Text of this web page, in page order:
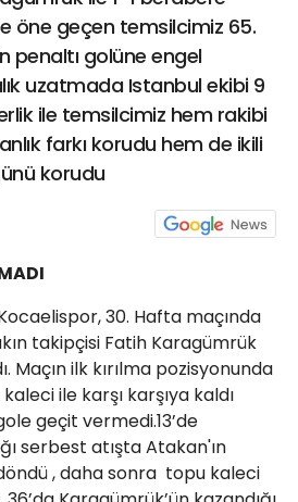
öne geçen temsilcimiz 65.
penaltı golüne engel
uzatmada Istanbul ekibi 9
ile temsilcimiz hem rakibi
farkı korudu hem de ikili
korudu
30. Hafta maçında
takipçisi Fatih Karagümrük
Maçın ilk kırılma pozisyonunda
ile karşı karşıya kaldı
geçit vermedi.13’de
serbest atışta Atakan'ın
, daha sonra topu kaleci
21 Gölcük
02624132333
haber@golcukpostasi.com